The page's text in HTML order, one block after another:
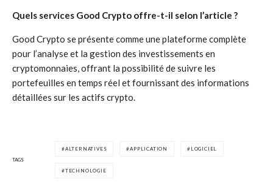
Quels services Good Crypto offre-t-il selon l’article ?
Good Crypto se présente comme une plateforme complète
pour l’analyse et la gestion des investissements en
cryptomonnaies, offrant la possibilité de suivre les
portefeuilles en temps réel et fournissant des informations
détaillées sur les actifs crypto.
TAGS
ALTERNATIVES APPLICATION LOGICIEL
TECHNOLOGIE